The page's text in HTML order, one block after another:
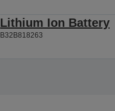
Lithium Ion Battery
B32B818263